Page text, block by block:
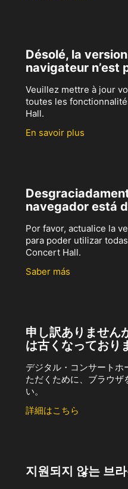
Désolé, la
navigateur n’est
Veuillez mettre à jour
toutes les
Hall.
En savoir plus
navegador está
Por favor, actualice la
para poder utilizar
Concert Hall.
Saber más
申し訳ありません
は古くなっており
デジタル・コンサートホ
ただくために、ブラウザ
い。
詳細はこちら
지원되지 않는 브